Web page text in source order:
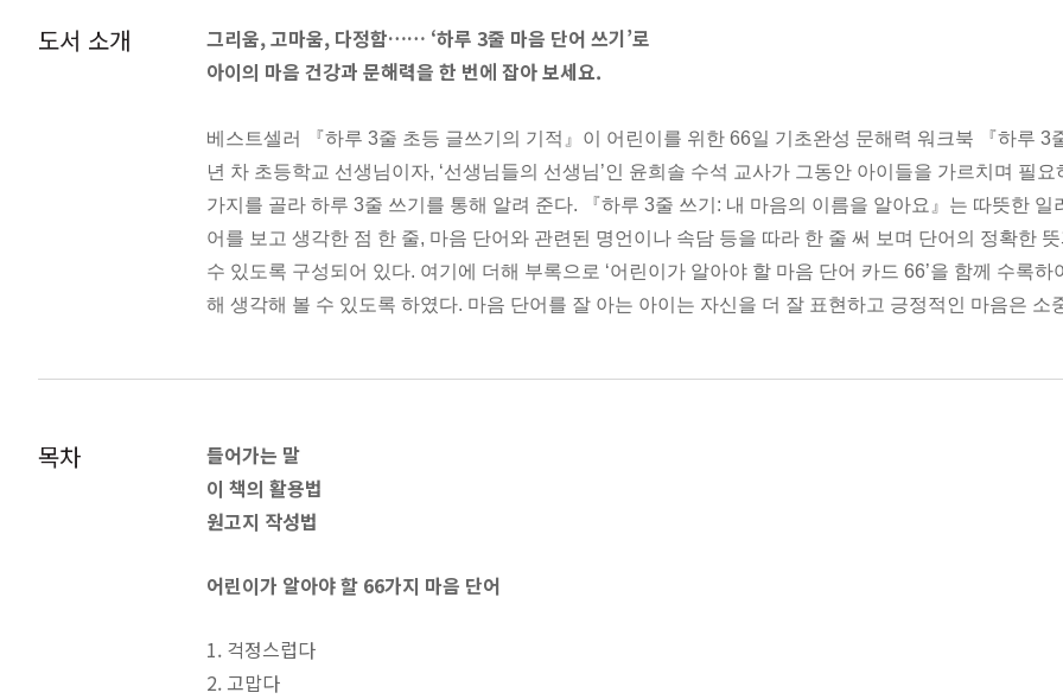
도서 소개
그리움, 고마움, 다정함…… ‘하루 3줄 마음 단어 쓰기’로
아이의 마음 건강과 문해력을 한 번에 잡아 보세요.
베스트셀러 『하루 3줄 초등 글쓰기의 기적』이 어린이를 위한 66일 기초완성 문해력 워크북 『하루
년 차 초등학교 선생님이자, ‘선생님들의 선생님’인 윤희솔 수석 교사가 그동안 아이들을 가르치며 필
가지를 골라 하루 3줄 쓰기를 통해 알려 준다. 『하루 3줄 쓰기: 내 마음의 이름을 알아요』는 따뜻한
어를 보고 생각한 점 한 줄, 마음 단어와 관련된 명언이나 속담 등을 따라 한 줄 써 보며 단어의 정확한
수 있도록 구성되어 있다. 여기에 더해 부록으로 ‘어린이가 알아야 할 마음 단어 카드 66’을 함께 수록
해 생각해 볼 수 있도록 하였다. 마음 단어를 잘 아는 아이는 자신을 더 잘 표현하고 긍정적인 마음은
목차
들어가는 말
이 책의 활용법
원고지 작성법
어린이가 알아야 할 66가지 마음 단어
1. 걱정스럽다
2. 고맙다